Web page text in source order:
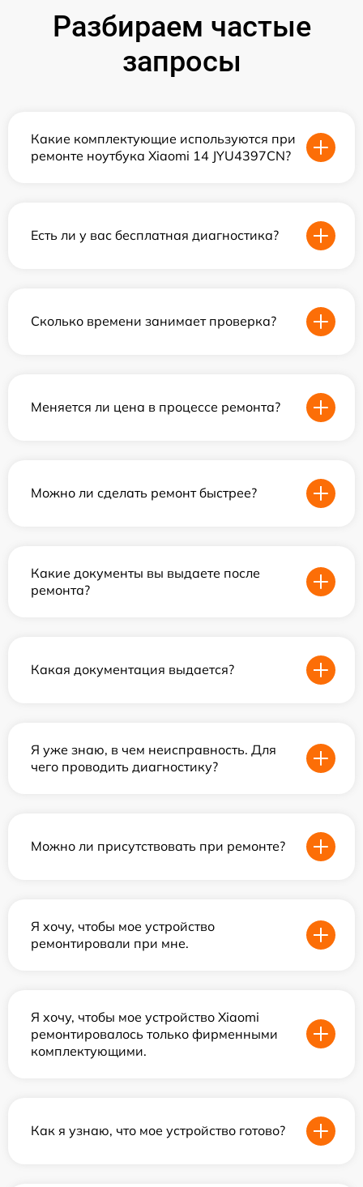
Разбираем частые
запросы
Какие комплектующие используются при
ремонте ноутбука Xiaomi 14 JYU4397CN?
Есть ли у вас бесплатная диагностика?
Сколько времени занимает проверка?
Меняется ли цена в процессе ремонта?
Можно ли сделать ремонт быстрее?
Какие документы вы выдаете после
ремонта?
Какая документация выдается?
Я уже знаю, в чем неисправность. Для
чего проводить диагностику?
Можно ли присутствовать при ремонте?
Я хочу, чтобы мое устройство
ремонтировали при мне.
Я хочу, чтобы мое устройство Xiaomi
ремонтировалось только фирменными
комплектующими.
Как я узнаю, что мое устройство готово?